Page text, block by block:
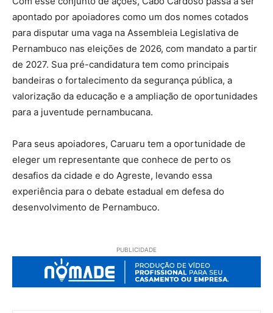
apontado por apoiadores como um dos nomes cotados
para disputar uma vaga na Assembleia Legislativa de
Pernambuco nas eleições de 2026, com mandato a partir
de 2027. Sua pré-candidatura tem como principais
bandeiras o fortalecimento da segurança pública, a
valorização da educação e a ampliação de oportunidades
para a juventude pernambucana.
Para seus apoiadores, Caruaru tem a oportunidade de
eleger um representante que conhece de perto os
desafios da cidade e do Agreste, levando essa
experiência para o debate estadual em defesa do
desenvolvimento de Pernambuco.
PUBLICIDADE